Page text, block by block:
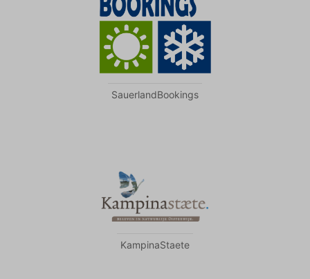
SauerlandBookings
KampinaStaete